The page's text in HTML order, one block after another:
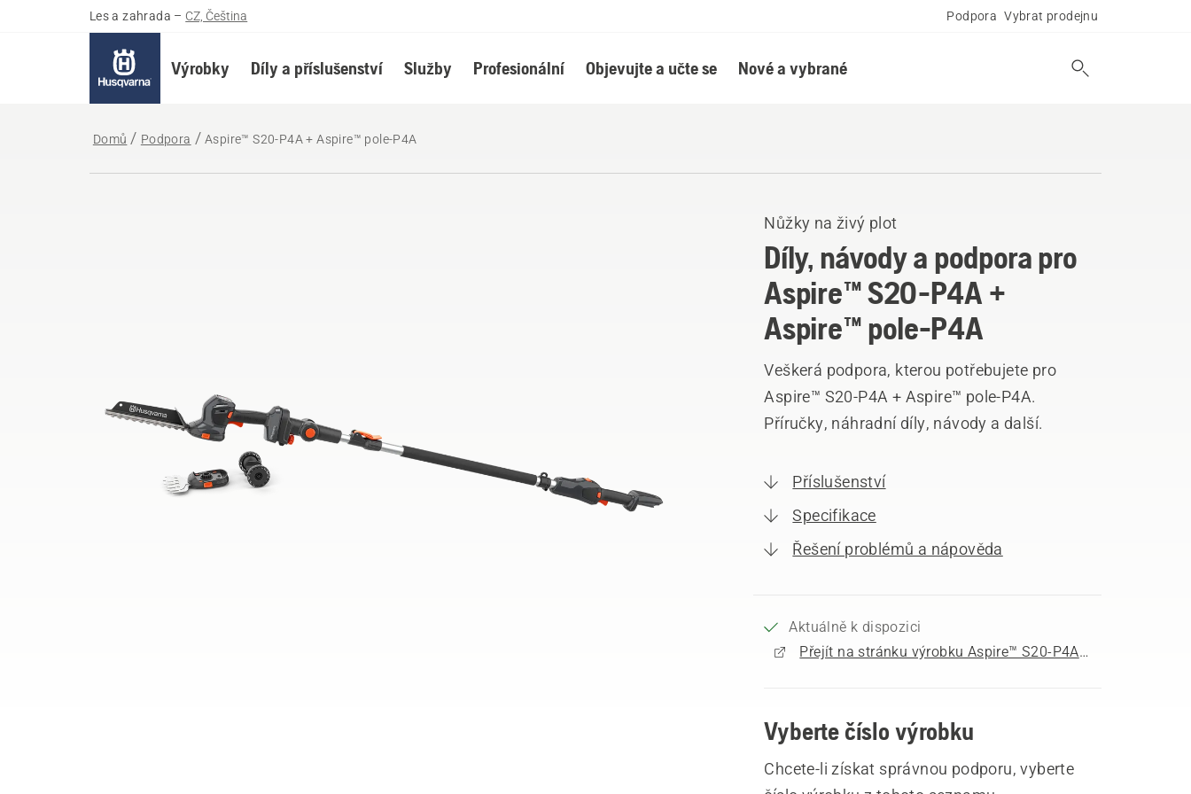
Les a zahrada – CZ, Čeština Podpora Vybrat prodejnu
Výrobky Díly a příslušenství Služby Profesionální Objevujte a učte se Nové a vybrané
Domů Podpora Aspire™ S20-P4A + Aspire™ pole-P4A
Nůžky na živý plot
Díly, návody a podpora pro
Aspire™ S20-P4A +
Aspire™ pole-P4A
Veškerá podpora, kterou potřebujete pro
Aspire™ S20-P4A + Aspire™ pole-P4A.
Příručky, náhradní díly, návody a další.
Příslušenství
Specifikace
Řešení problémů a nápověda
Aktuálně k dispozici
Přejít na stránku výrobku Aspire™ S20-P4A + Aspire™ pole-P4A
Vyberte číslo výrobku
Chcete-li získat správnou podporu, vyberte